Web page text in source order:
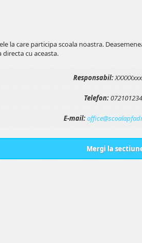
la care participa scoala noastra.
cu aceasta.
Responsabil:
Telefon:
E-mail:
Mergi la